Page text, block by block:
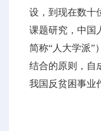
设，到现在数十
课题研究，中国
简称“人大学派”
结合的原则，自
我国反贫困事业